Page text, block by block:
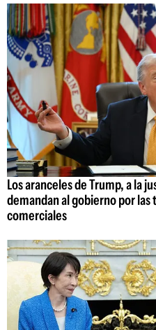
Los aranceles de Trump, a la
demandan al gobierno por
comerciales